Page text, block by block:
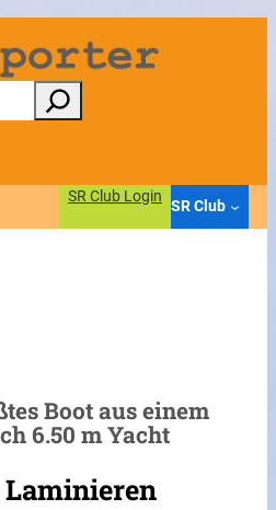
SR Club Login
SR Club
Boot aus einem
6.50 m Yacht